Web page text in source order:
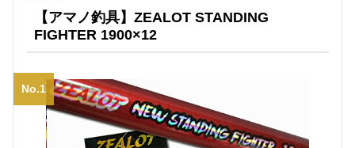
【アマノ釣具】ZEALOT STANDING
FIGHTER 1900×12
No.1